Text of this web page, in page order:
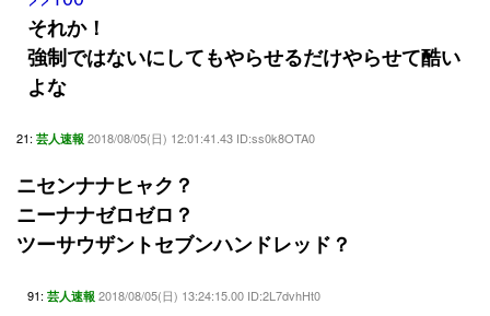
それか！
強制ではないにしてもやらせるだけやらせて酷い
よな
21: 芸人速報 2018/08/05(日) 12:01:41.43 ID:ss0k8OTA0
ニセンナナヒャク？
ニーナナゼロゼロ？
ツーサウザントセブンハンドレッド？
91: 芸人速報 2018/08/05(日) 13:24:15.00 ID:2L7dvhHt0